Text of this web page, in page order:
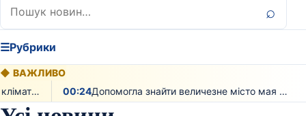
⌕
☰Рубрики
◆ ВАЖЛИВО
00:24
Допомогла знайти величезне місто мая з тисячами будівель лазерна технологія 01:20